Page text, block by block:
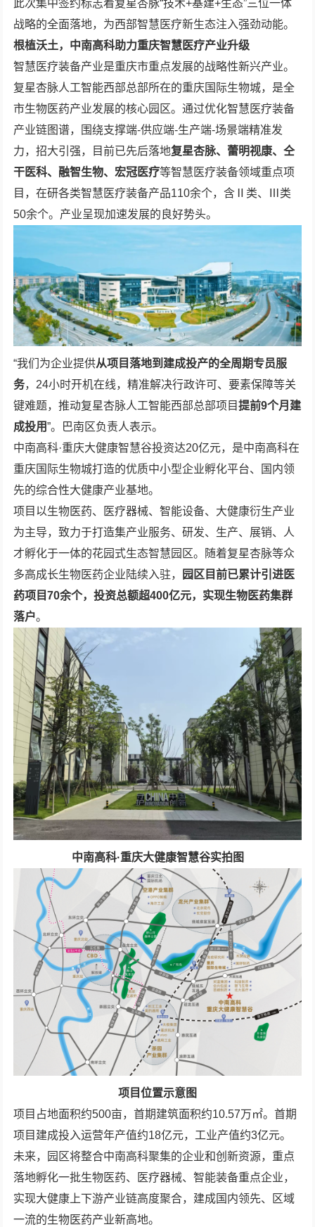
此次集中签约标志着复星杏脉“技术+基建+生态”三位一体
战略的全面落地，为西部智慧医疗新生态注入强劲动能。
根植沃土，中南高科助力重庆智慧医疗产业升级
智慧医疗装备产业是重庆市重点发展的战略性新兴产业。
复星杏脉人工智能西部总部所在的重庆国际生物城，是全
市生物医药产业发展的核心园区。通过优化智慧医疗装备
产业链图谱，围绕支撑端-供应端-生产端-场景端精准发
力，招大引强，目前已先后落地复星杏脉、蕾明视康、仝
干医科、融智生物、宏冠医疗等智慧医疗装备领域重点项
目，在研各类智慧医疗装备产品110余个，含Ⅱ类、Ⅲ类
50余个。产业呈现加速发展的良好势头。
“我们为企业提供从项目落地到建成投产的全周期专员服
务，24小时开机在线，精准解决行政许可、要素保障等关
键难题，推动复星杏脉人工智能西部总部项目提前9个月建
成投用”。巴南区负责人表示。
中南高科·重庆大健康智慧谷投资达20亿元，是中南高科在
重庆国际生物城打造的优质中小型企业孵化平台、国内领
先的综合性大健康产业基地。
项目以生物医药、医疗器械、智能设备、大健康衍生产业
为主导，致力于打造集产业服务、研发、生产、展销、人
才孵化于一体的花园式生态智慧园区。随着复星杏脉等众
多高成长生物医药企业陆续入驻，
园区目前已累计引进医
药项目70余个，投资总额超400亿元，实现生物医药集群
落户。
中南高科·重庆大健康智慧谷实拍图
项目位置示意图
项目占地面积约500亩，首期建筑面积约10.57万㎡。首期
项目建成投入运营年产值约18亿元，工业产值约3亿元。
未来，园区将整合中南高科聚集的企业和创新资源，重点
落地孵化一批生物医药、医疗器械、智能装备重点企业，
实现大健康上下游产业链高度聚合，建成国内领先、区域
一流的生物医药产业新高地。